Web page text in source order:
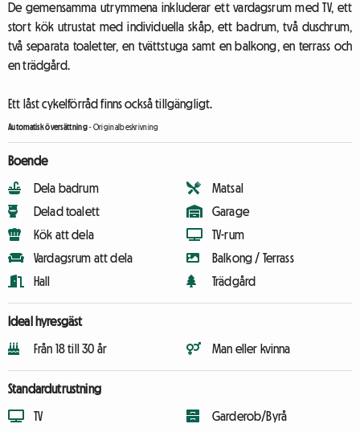
De gemensamma utrymmena inkluderar ett vardagsrum med TV, ett
stort kök utrustat med individuella skåp, ett badrum, två duschrum,
två separata toaletter, en tvättstuga samt en balkong, en terrass och
en trädgård.
Ett låst cykelförråd finns också tillgängligt.
Automatisk översättning-Originalbeskrivning
Boende
Dela badrum
Delad toalett
Kök att dela
Vardagsrum att dela
Hall
Matsal
Garage
TV-rum
Balkong / Terrass
Trädgård
Ideal hyresgäst
Från 18 till 30 år Man eller kvinna
Standardutrustning
TV
Garderob/Byrå